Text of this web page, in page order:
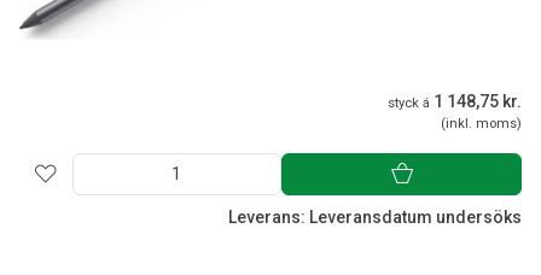
styck á 1 148,75 kr.
(inkl. moms)
Leverans: Leveransdatum undersöks